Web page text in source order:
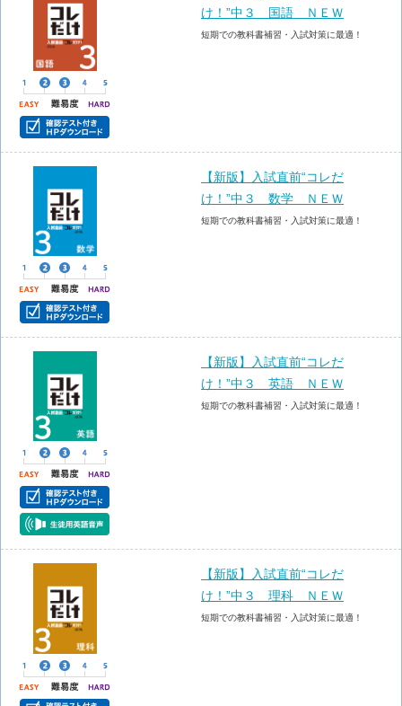
け！”中３ 国語 ＮＥＷ
短期での教科書補習・入試対策に最適！
【新版】入試直前“コレだ
け！”中３ 数学 ＮＥＷ
短期での教科書補習・入試対策に最適！
【新版】入試直前“コレだ
け！”中３ 英語 ＮＥＷ
短期での教科書補習・入試対策に最適！
【新版】入試直前“コレだ
け！”中３ 理科 ＮＥＷ
短期での教科書補習・入試対策に最適！